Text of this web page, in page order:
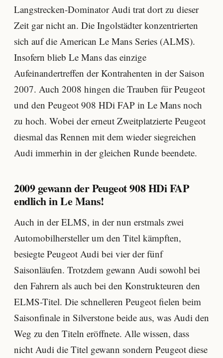
Langstrecken-Dominator Audi trat dort zu dieser
Zeit gar nicht an. Die Ingolstädter konzentrierten
sich auf die American Le Mans Series (ALMS).
Insofern blieb Le Mans das einzige
Aufeinandertreffen der Kontrahenten in der Saison
2007. Auch 2008 hingen die Trauben für Peugeot
und den Peugeot 908 HDi FAP in Le Mans noch
zu hoch. Wobei der erneut Zweitplatzierte Peugeot
diesmal das Rennen mit dem wieder siegreichen
Audi immerhin in der gleichen Runde beendete.
2009 gewann der Peugeot 908 HDi FAP
endlich in Le Mans!
Auch in der ELMS, in der nun erstmals zwei
Automobilhersteller um den Titel kämpften,
besiegte Peugeot Audi bei vier der fünf
Saisonläufen. Trotzdem gewann Audi sowohl bei
den Fahrern als auch bei den Konstrukteuren den
ELMS-Titel. Die schnelleren Peugeot fielen beim
Saisonfinale in Silverstone beide aus, was Audi den
Weg zu den Titeln eröffnete. Alle wissen, dass
nicht Audi die Titel gewann sondern Peugeot diese